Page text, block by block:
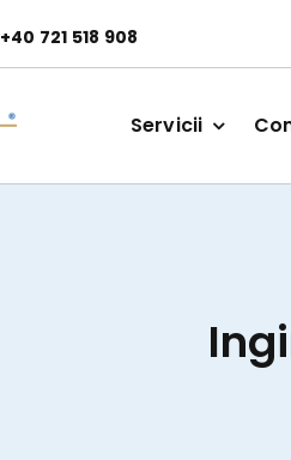
+40 721 518 908
Servicii